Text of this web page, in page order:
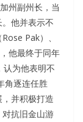
州副州长，当
他并表示不
Pak）、
他最终于同年
认为他表明不
角逐连任胜
并积极打造
抗旧金山游